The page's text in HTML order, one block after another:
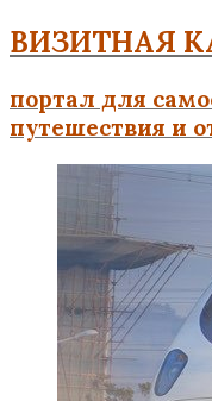
ВИЗИТНАЯ
портал для
путешествия и